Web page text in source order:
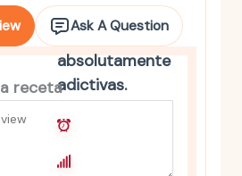
irresistibles.
cremosas y
absolutamente
adictivas.
Ask A Question
receta